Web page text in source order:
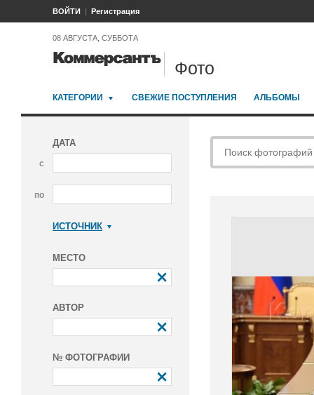
ВОЙТИ Регистрация
08 АВГУСТА, СУББОТА
Фото
КАТЕГОРИИ СВЕЖИЕ ПОСТУПЛЕНИЯ АЛЬБОМЫ
ДАТА
с
по
ИСТОЧНИК
МЕСТО
АВТОР
№ ФОТОГРАФИИ